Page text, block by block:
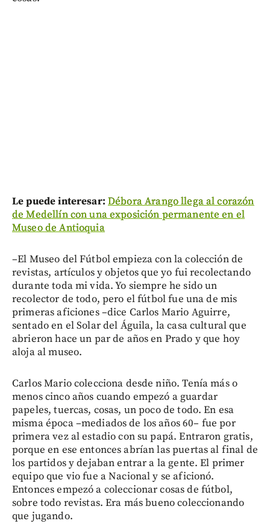
Le puede interesar: Débora Arango llega al corazón
de Medellín con una exposición permanente en el
Museo de Antioquia
–El Museo del Fútbol empieza con la colección de
revistas, artículos y objetos que yo fui recolectando
durante toda mi vida. Yo siempre he sido un
recolector de todo, pero el fútbol fue una de mis
primeras aficiones –dice Carlos Mario Aguirre,
sentado en el Solar del Águila, la casa cultural que
abrieron hace un par de años en Prado y que hoy
aloja al museo.
Carlos Mario colecciona desde niño. Tenía más o
menos cinco años cuando empezó a guardar
papeles, tuercas, cosas, un poco de todo. En esa
misma época –mediados de los años 60– fue por
primera vez al estadio con su papá. Entraron gratis,
porque en ese entonces abrían las puertas al final de
los partidos y dejaban entrar a la gente. El primer
equipo que vio fue a Nacional y se aficionó.
Entonces empezó a coleccionar cosas de fútbol,
sobre todo revistas. Era más bueno coleccionando
que jugando.